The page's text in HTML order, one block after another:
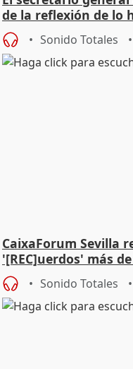
de la reflexión de lo
Sonido Totales
CaixaForum Sevilla
'[REC]uerdos' más
Sonido Totales